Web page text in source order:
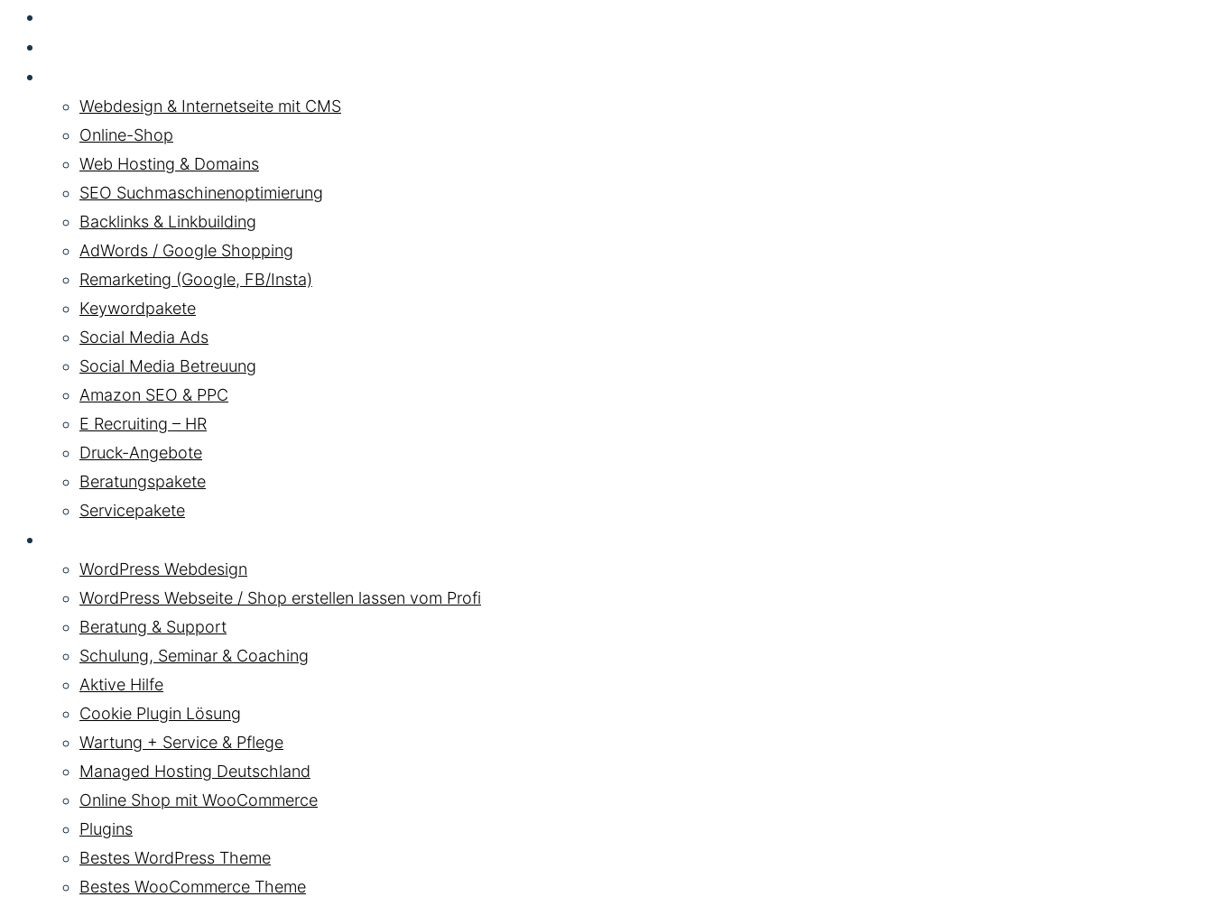
Webdesign & Internetseite mit CMS
Online-Shop
Web Hosting & Domains
SEO Suchmaschinenoptimierung
Backlinks & Linkbuilding
AdWords / Google Shopping
Remarketing (Google, FB/Insta)
Keywordpakete
Social Media Ads
Social Media Betreuung
Amazon SEO & PPC
E Recruiting – HR
Druck-Angebote
Beratungspakete
Servicepakete
WordPress Webdesign
WordPress Webseite / Shop erstellen lassen vom Profi
Beratung & Support
Schulung, Seminar & Coaching
Aktive Hilfe
Cookie Plugin Lösung
Wartung + Service & Pflege
Managed Hosting Deutschland
Online Shop mit WooCommerce
Plugins
Bestes WordPress Theme
Bestes WooCommerce Theme